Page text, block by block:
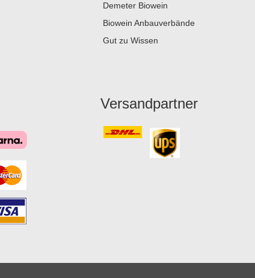
Demeter Biowein
Biowein Anbauverbände
Gut zu Wissen
Versandpartner
Überschrift